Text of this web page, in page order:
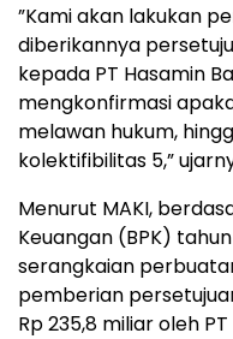
”Kami akan lakukan
diberikannya
kepada PT Hasamin
mengkonfirmasi
melawan hukum,
kolektifibilitas 5,”
Menurut MAKI,
Keuangan (BPK)
serangkaian
pemberian
Rp 235,8 miliar oleh